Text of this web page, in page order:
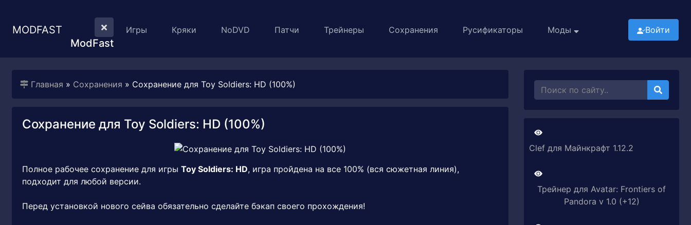
MODFAST
ModFast
Игры Кряки NoDVD Патчи Трейнеры Сохранения Русификаторы Моды Войти
Главная » Сохранения » Сохранение для Toy Soldiers: HD (100%)
Сохранение для Toy Soldiers: HD (100%)
Полное рабочее сохранение для игры Toy Soldiers: HD, игра пройдена на все 100% (вся сюжетная линия),
подходит для любой версии.
Перед установкой нового сейва обязательно сделайте бэкап своего прохождения!
Clef для Майнкрафт 1.12.2
Трейнер для Avatar: Frontiers of
Pandora v 1.0 (+12)